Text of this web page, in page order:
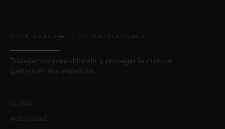
Real Academia de Gastronomía
Trabajamos para difundir y proteger la cultura
gastronómica española.
La RAG
Actualidad